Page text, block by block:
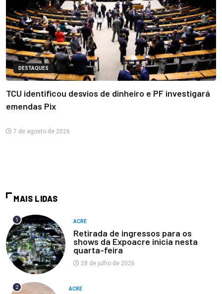
DESTAQUES
TCU identificou desvios de dinheiro e PF investigará
emendas Pix
7 de agosto de 2026
MAIS LIDAS
1 ACRE
Retirada de ingressos para os
shows da Expoacre inicia nesta
quarta-feira
28 de julho de 2026
2 ACRE